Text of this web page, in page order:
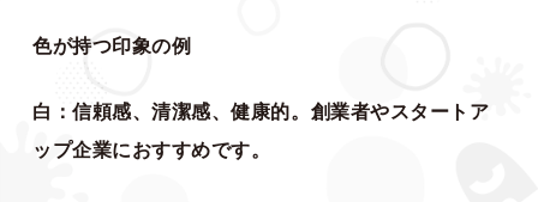
色が持つ印象の例
白：信頼感、清潔感、健康的。創業者やスタートア
ップ企業におすすめです。